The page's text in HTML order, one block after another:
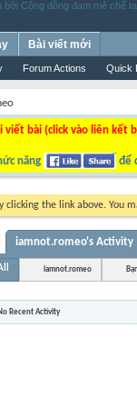
Forum Actions Quick
Bài viết mới
viết bài (click vào liên kết
năng để
clicking the link above. You
iamnot.romeo's Activity
iamnot.romeo
Recent Activity